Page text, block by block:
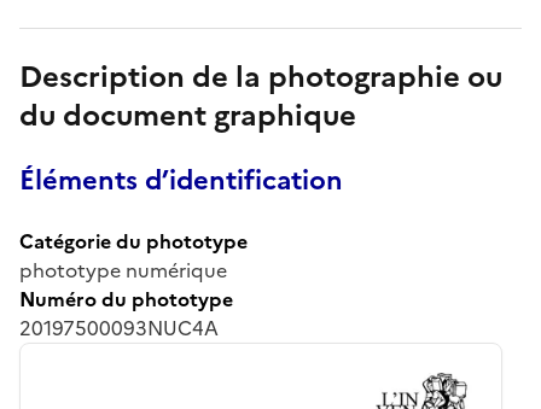
Description de la photographie ou
du document graphique
Éléments d’identification
Catégorie du phototype
phototype numérique
Numéro du phototype
20197500093NUC4A